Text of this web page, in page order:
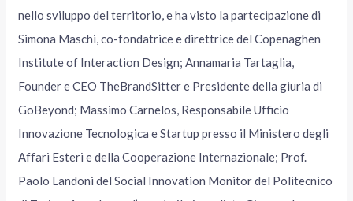
nello sviluppo del territorio, e ha visto la partecipazione di
Simona Maschi, co-fondatrice e direttrice del Copenaghen
Institute of Interaction Design; Annamaria Tartaglia,
Founder e CEO TheBrandSitter e Presidente della giuria di
GoBeyond; Massimo Carnelos, Responsabile Ufficio
Innovazione Tecnologica e Startup presso il Ministero degli
Affari Esteri e della Cooperazione Internazionale; Prof.
Paolo Landoni del Social Innovation Monitor del Politecnico